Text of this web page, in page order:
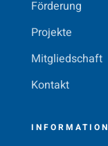
Förderung
Projekte
Mitgliedschaft
Kontakt
INFORMATION